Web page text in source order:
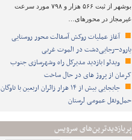
بوشهر از ثبت ۵۶۶ هزار و ۷۹۸ مورد سرعت
غیرمجاز در محورهای…
آغاز عملیات روکش آسفالت محور روستایی
یارود–رجایی‌دشت در الموت غربی
ویدئو|بازدید مدیرکل راه وشهرسازی جنوب
کرمان از پروژ های در حال ساخت
جابجایی بیش از ۱۴ هزار زائران اربعین با ناوگان
حمل‌ونقل عمومی لرستان
پربازدیدترین‌های سرویس